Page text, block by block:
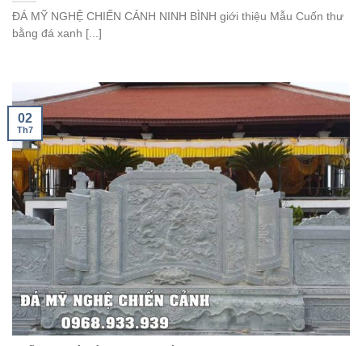
ĐÁ MỸ NGHỆ CHIẾN CẢNH NINH BÌNH giới thiệu Mẫu Cuốn thư
bằng đá xanh [...]
02
Th7